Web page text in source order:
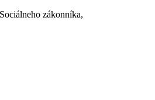
zákonníka,